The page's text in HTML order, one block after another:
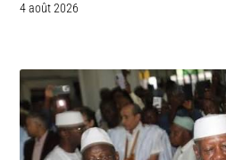
4 août 2026